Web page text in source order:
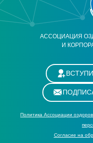
АССОЦИАЦИЯ
И
Политика Ассоциации
Cогласие на